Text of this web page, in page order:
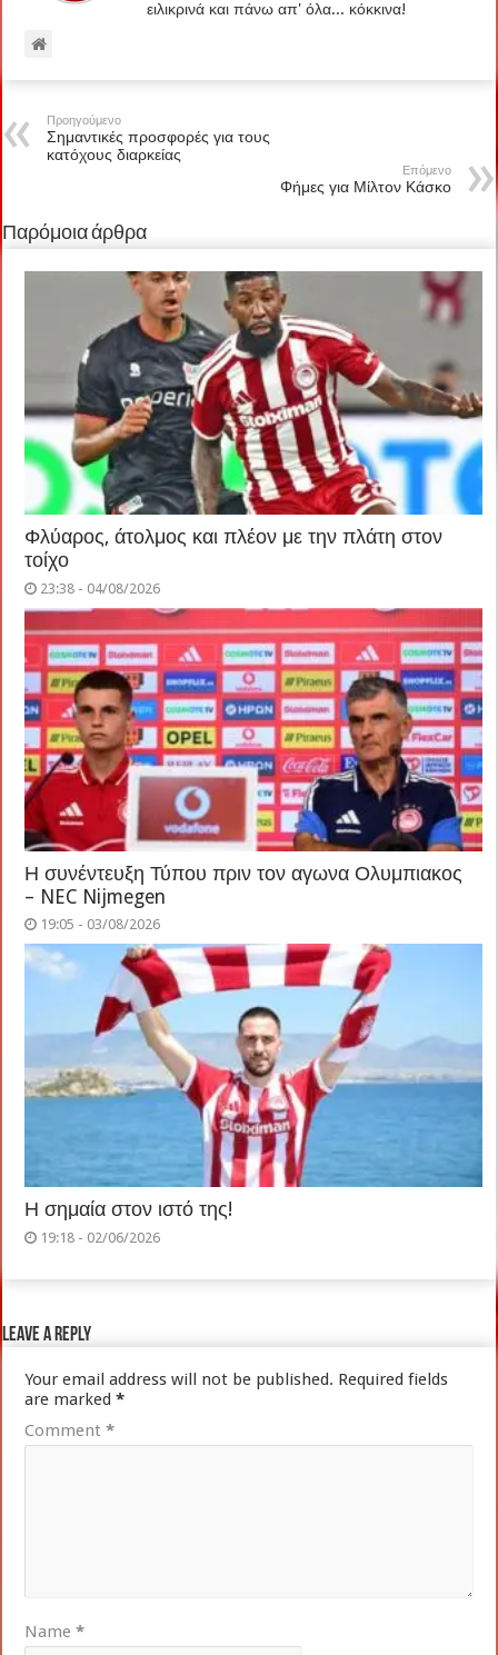
ειλικρινά και πάνω απ' όλα... κόκκινα!
Προηγούμενο
Σημαντικές προσφορές για τους
κατόχους διαρκείας
Επόμενο
Φήμες για Μίλτον Κάσκο
Παρόμοια άρθρα
Φλύαρος, άτολμος και πλέον με την πλάτη στον
τοίχο
23:38 - 04/08/2026
Η συνέντευξη Τύπου πριν τον αγωνα Ολυμπιακος
– NEC Nijmegen
19:05 - 03/08/2026
Η σημαία στον ιστό της!
19:18 - 02/06/2026
Leave a Reply
Your email address will not be published. Required fields
are marked*
Comment*
Name*